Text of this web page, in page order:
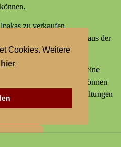
Cookies. Weitere
hier
zu verkaufen,
oder Alpaka-Bettdecken aus der
kleine Geschenke.
mit Alpakas an und keine
einer Alpakawanderung können
und Alpakaveranstaltungen
Lotte.